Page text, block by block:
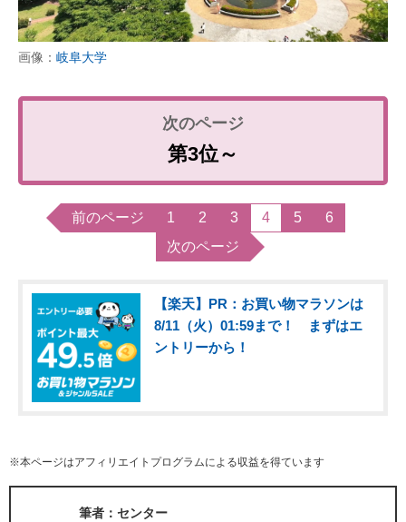
画像： 岐阜大学
第3位～
前のページ 1 2 3 4 5
6
次のページ
【楽天】PR：お買い物マラソンは
8/11（火）01:59まで！ まずはエ
ントリーから！
※本ページはアフィリエイトプログラムによる収益を得ています
筆者：センター